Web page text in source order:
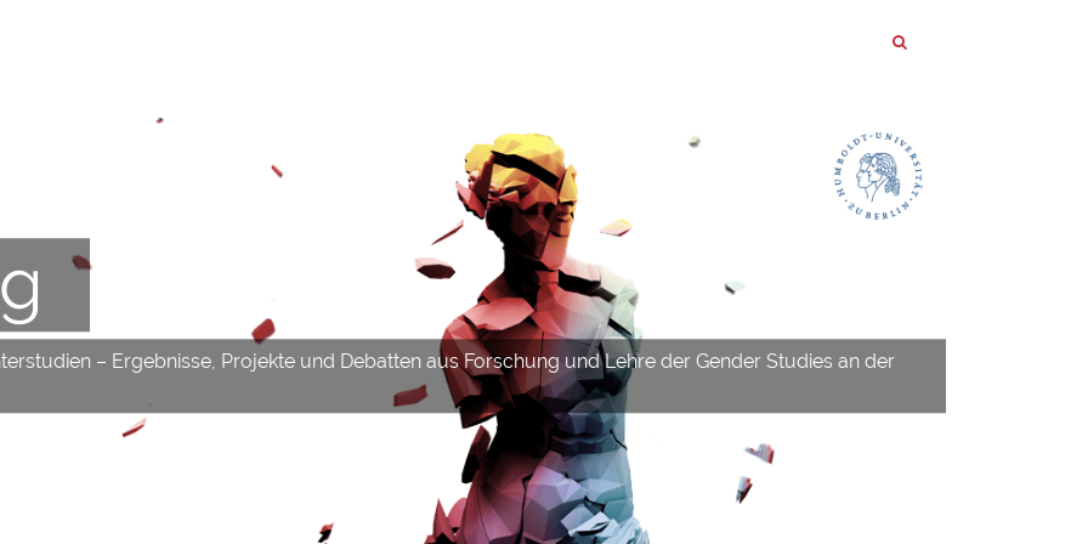
– Ergebnisse, Projekte und Debatten aus Forschung und Lehre der Gender Studies an der